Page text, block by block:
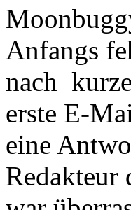
Anfangs
nach
erste E-
eine